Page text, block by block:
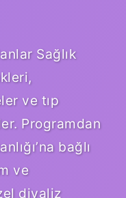
Sağlık
ve tıp
Programdan
bağlı
ve
diyaliz